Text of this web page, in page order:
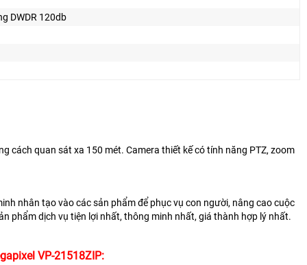
DWDR 120db
cách quan sát xa 150 mét. Camera thiết kế có tính năng PTZ, zoom
nhân tạo vào các sản phẩm để phục vụ con người, nâng cao cuộc
phẩm dịch vụ tiện lợi nhất, thông minh nhất, giá thành hợp lý nhất.
VP-21518ZIP: